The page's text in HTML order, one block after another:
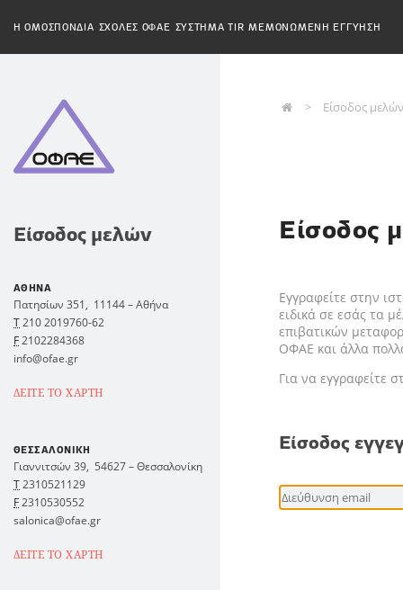
H ΟΜΟΣΠΟΝΔΙΑ ΣΧΟΛΕΣ ΟΦΑΕ ΣΥΣΤΗΜΑ TIR ΜΕΜΟΝΩΜΕΝΗ ΕΓΓΥΗΣΗ
Είσοδος μελών
ΑΘΗΝΑ
Πατησίων 351, 11144–Αθήνα
Τ210 2019760-62
F2102284368
info@ofae.gr
ΔΕΙΤΕ ΤΟ ΧΑΡΤΗ
ΘΕΣΣΑΛΟΝΙΚΗ
Γιαννιτσών 39, 54627–Θεσσαλονίκη
Τ2310521129
F2310530552
salonica@ofae.gr
ΔΕΙΤΕ ΤΟ ΧΑΡΤΗ
Είσοδος
Είσοδος
Εγγραφείτε στην
ειδικά σε εσάς τα
επιβατικών
ΟΦΑΕ και άλλα
Για να εγγραφείτε
Είσοδος